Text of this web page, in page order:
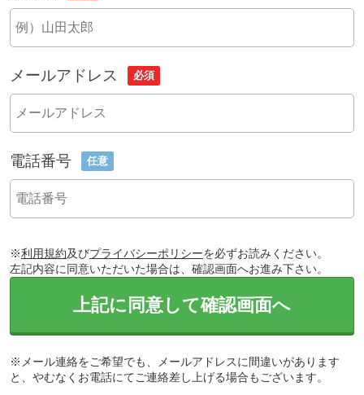
メールアドレス 必須
電話番号 任意
※利用規約及びプライバシーポリシーを必ずお読みください。
左記内容に同意いただいた場合は、確認画面へお進み下さい。
上記に同意して確認画面へ
※メール連絡をご希望でも、メールアドレスに間違いがあります
と、やむなくお電話にてご連絡差し上げる場合もございます。